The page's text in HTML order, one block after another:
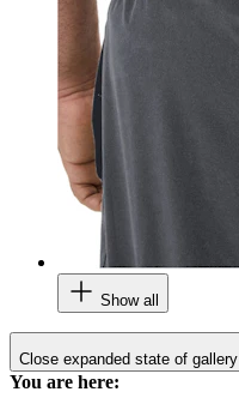
Show all
Close expanded state of gallery
You are here: